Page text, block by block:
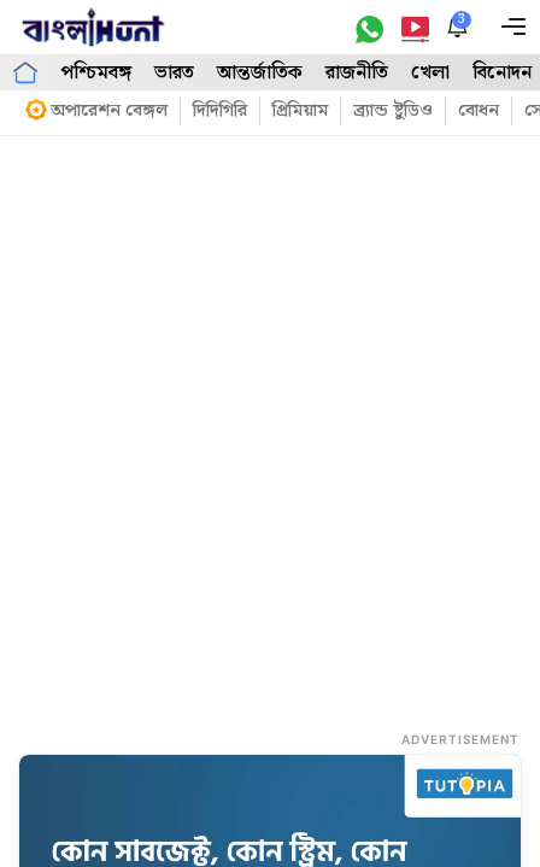
Skip
content
3
পশ্চিমবঙ্গ ভারত আন্তর্জাতিক রাজনীতি খেলা বিনোদন
অপারেশন বেঙ্গল দিদিগিরি প্রিমিয়াম ব্র্যান্ড ষ্টুডিও বোধন
ADVERTISEMENT